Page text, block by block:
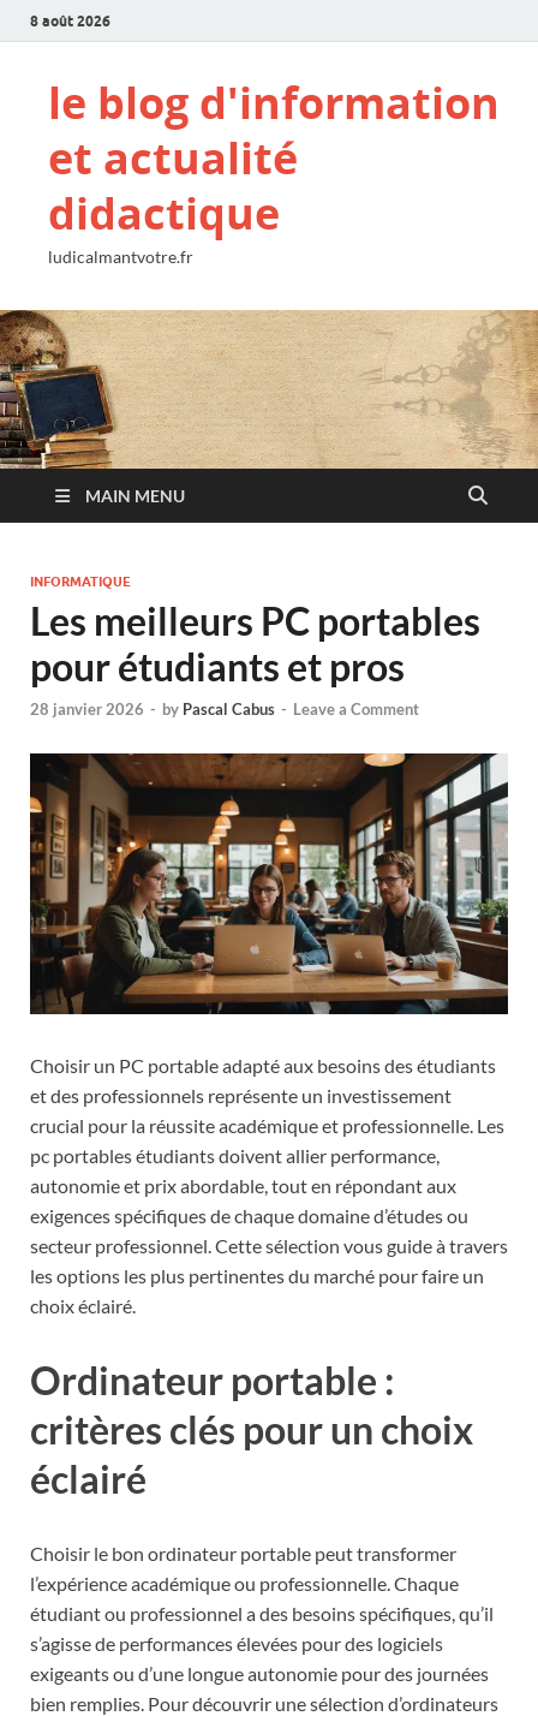
8 août 2026
le blog d'information
et actualité
didactique
ludicalmantvotre.fr
MAIN MENU
INFORMATIQUE
Les meilleurs PC portables
pour étudiants et pros
28 janvier 2026 - by Pascal Cabus - Leave a Comment
Choisir un PC portable adapté aux besoins des étudiants
et des professionnels représente un investissement
crucial pour la réussite académique et professionnelle. Les
pc portables étudiants doivent allier performance,
autonomie et prix abordable, tout en répondant aux
exigences spécifiques de chaque domaine d’études ou
secteur professionnel. Cette sélection vous guide à travers
les options les plus pertinentes du marché pour faire un
choix éclairé.
Ordinateur portable :
critères clés pour un choix
éclairé
Choisir le bon ordinateur portable peut transformer
l’expérience académique ou professionnelle. Chaque
étudiant ou professionnel a des besoins spécifiques, qu’il
s’agisse de performances élevées pour des logiciels
exigeants ou d’une longue autonomie pour des journées
bien remplies. Pour découvrir une sélection d’ordinateurs